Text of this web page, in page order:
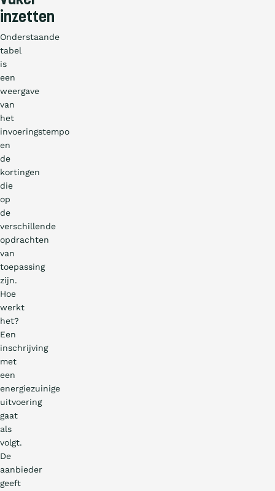
inzetten
Onderstaande
tabel
is
een
weergave
van
het
invoeringstempo
en
de
kortingen
die
op
de
verschillende
opdrachten
van
toepassing
zijn.
Hoe
werkt
het?
Een
inschrijving
met
een
energiezuinige
uitvoering
gaat
als
volgt.
De
aanbieder
geeft